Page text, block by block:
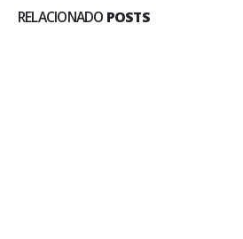
RELACIONADO POSTS